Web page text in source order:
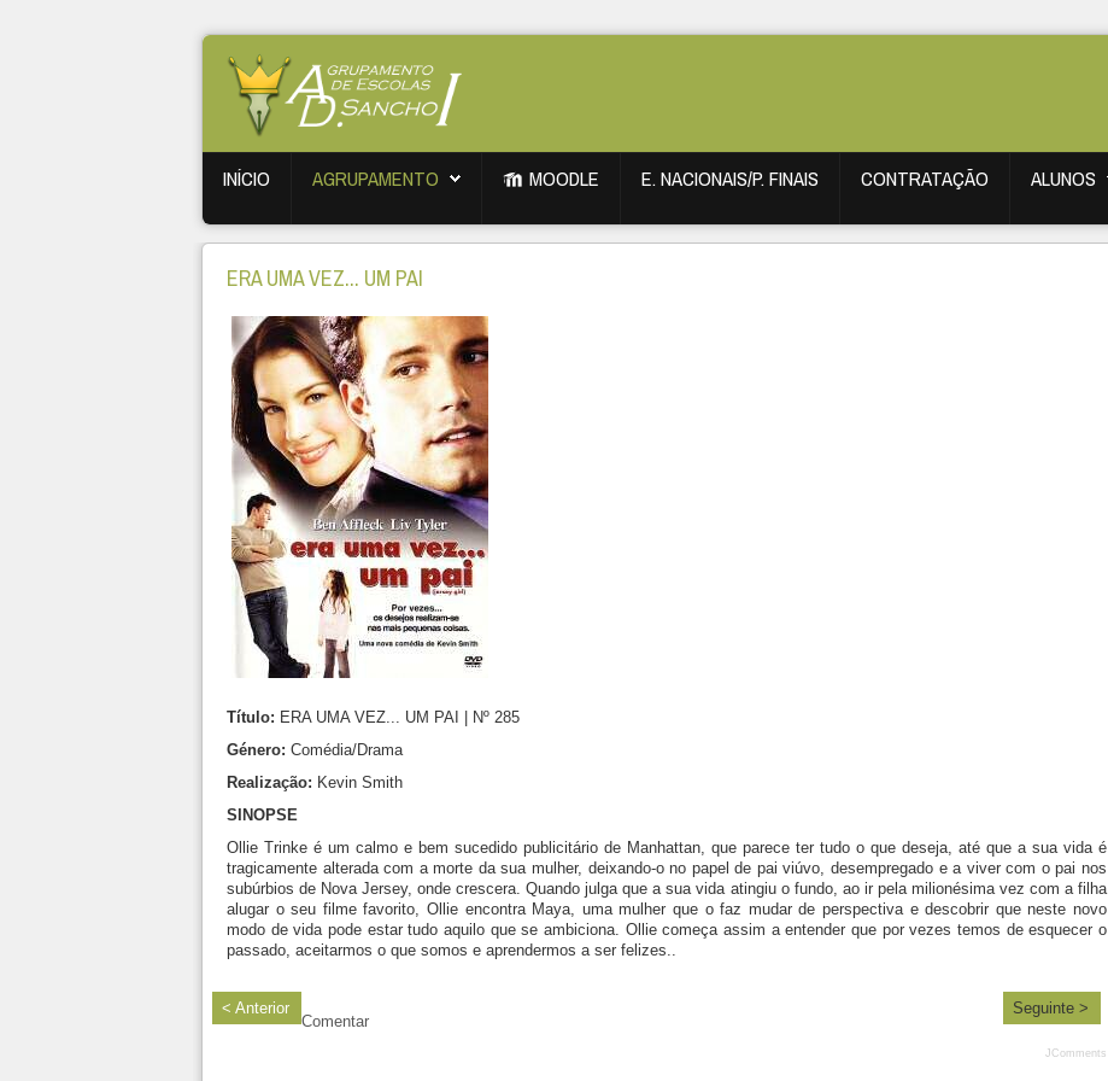
INÍCIO AGRUPAMENTO MOODLE E. NACIONAIS/P. FINAIS CONTRATAÇÃO ALUNOS
ERA UMA VEZ... UM PAI
Título: ERA UMA VEZ... UM PAI | Nº 285
Género: Comédia/Drama
Realização: Kevin Smith
SINOPSE
Ollie Trinke é um calmo e bem sucedido publicitário de Manhattan, que parece ter tudo o que deseja, até que a sua vida é
tragicamente alterada com a morte da sua mulher, deixando-o no papel de pai viúvo, desempregado e a viver com o pai nos
subúrbios de Nova Jersey, onde crescera. Quando julga que a sua vida atingiu o fundo, ao ir pela milionésima vez com a filha
alugar o seu filme favorito, Ollie encontra Maya, uma mulher que o faz mudar de perspectiva e descobrir que neste novo
modo de vida pode estar tudo aquilo que se ambiciona. Ollie começa assim a entender que por vezes temos de esquecer o
passado, aceitarmos o que somos e aprendermos a ser felizes..
< Anterior Seguinte >
Comentar
JComments